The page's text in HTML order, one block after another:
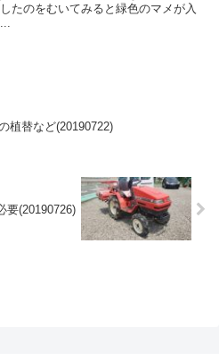
たのをむいてみると緑色のマメが入
植替など(20190722)
要(20190726)